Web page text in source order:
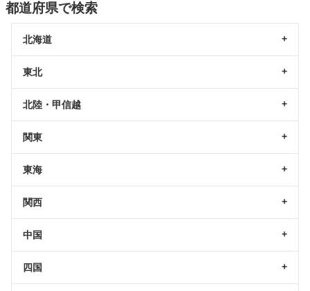
都道府県で検索
北海道
東北
北陸・甲信越
関東
東海
関西
中国
四国